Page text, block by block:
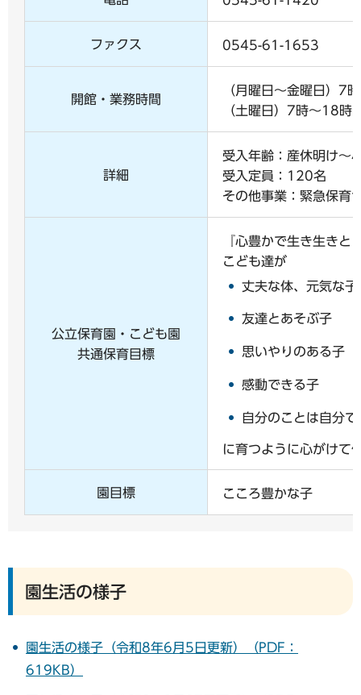
ファクス 0545-61-1653
開館・業務時間
（月曜日～金曜日）7
（土曜日）7時～18時
詳細
受入年齢：産休明け～
受入定員：120名
その他事業：緊急保育
公立保育園・こども園
共通保育目標
『心豊かで生き生きと
こども達が
丈夫な体、元気な子
友達とあそぶ子
思いやりのある子
感動できる子
自分のことは自分で
に育つように心がけて
園目標 こころ豊かな子
園生活の様子
園生活の様子（令和8年6月5日更新）（PDF：
619KB）